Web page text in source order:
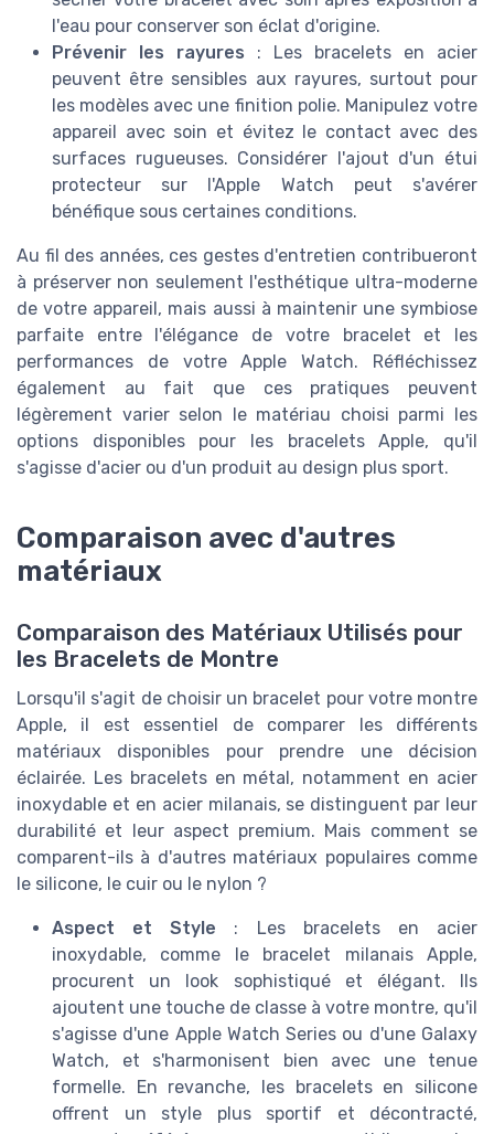
l'eau pour conserver son éclat d'origine.
Prévenir les rayures : Les bracelets en acier
peuvent être sensibles aux rayures, surtout pour
les modèles avec une finition polie. Manipulez votre
appareil avec soin et évitez le contact avec des
surfaces rugueuses. Considérer l'ajout d'un étui
protecteur sur l'Apple Watch peut s'avérer
bénéfique sous certaines conditions.
Au fil des années, ces gestes d'entretien contribueront
à préserver non seulement l'esthétique ultra-moderne
de votre appareil, mais aussi à maintenir une symbiose
parfaite entre l'élégance de votre bracelet et les
performances de votre Apple Watch. Réfléchissez
également au fait que ces pratiques peuvent
légèrement varier selon le matériau choisi parmi les
options disponibles pour les bracelets Apple, qu'il
s'agisse d'acier ou d'un produit au design plus sport.
Comparaison avec d'autres
matériaux
Comparaison des Matériaux Utilisés pour
les Bracelets de Montre
Lorsqu'il s'agit de choisir un bracelet pour votre montre
Apple, il est essentiel de comparer les différents
matériaux disponibles pour prendre une décision
éclairée. Les bracelets en métal, notamment en acier
inoxydable et en acier milanais, se distinguent par leur
durabilité et leur aspect premium. Mais comment se
comparent-ils à d'autres matériaux populaires comme
le silicone, le cuir ou le nylon ?
Aspect et Style : Les bracelets en acier
inoxydable, comme le bracelet milanais Apple,
procurent un look sophistiqué et élégant. Ils
ajoutent une touche de classe à votre montre, qu'il
s'agisse d'une Apple Watch Series ou d'une Galaxy
Watch, et s'harmonisent bien avec une tenue
formelle. En revanche, les bracelets en silicone
offrent un style plus sportif et décontracté,